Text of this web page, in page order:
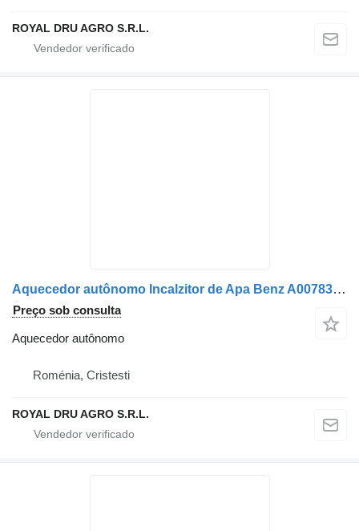
ROYAL DRU AGRO S.R.L.
Aquecedor autônomo Incalzitor de Apa Benz A0078306261 / A0078305561 / A0014467729 para camião Mercedes-Benz Mercedes
Preço sob consulta
Aquecedor autônomo
Roménia, Cristesti
ROYAL DRU AGRO S.R.L.